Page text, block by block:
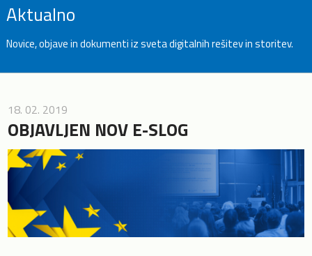
Aktualno
Novice, objave in dokumenti iz svetadigitalnih rešitev in storitev.
18. 02. 2019
OBJAVLJEN NOV E-SLOG